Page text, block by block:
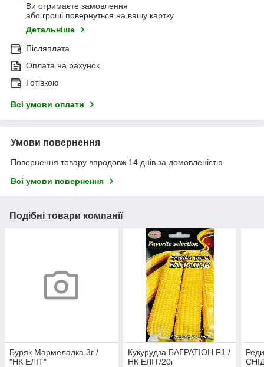
Ви отримаєте замовлення
або гроші повернуться на вашу картку
Детальніше
Післяплата
Оплата на рахунок
Готівкою
Всі умови оплати
Умови повернення
Повернення товару впродовж 14 днів за домовленістю
Всі умови повернення
Подібні товари компанії
Буряк Мармеладка 3г /
"НК ЕЛІТ"
Кукурудза БАГРАТІОН F1 /
НК ЕЛІТ/20г